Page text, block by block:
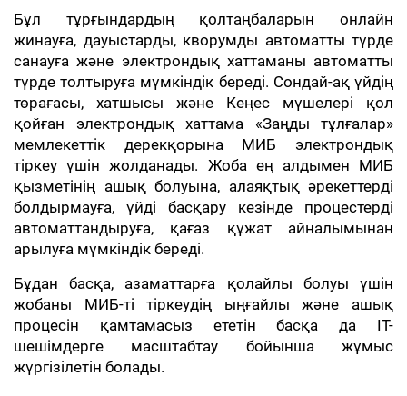
Бұл тұрғындардың қолтаңбаларын онлайн
жинауға, дауыстарды, кворумды автоматты түрде
санауға және электрондық хаттаманы автоматты
түрде толтыруға мүмкіндік береді. Сондай-ақ үйдің
төрағасы, хатшысы және Кеңес мүшелері қол
қойған электрондық хаттама «Заңды тұлғалар»
мемлекеттік дерекқорына МИБ электрондық
тіркеу үшін жолданады. Жоба ең алдымен МИБ
қызметінің ашық болуына, алаяқтық әрекеттерді
болдырмауға, үйді басқару кезінде процестерді
автоматтандыруға, қағаз құжат айналымынан
арылуға мүмкіндік береді.
Бұдан басқа, азаматтарға қолайлы болуы үшін
жобаны МИБ-ті тіркеудің ыңғайлы және ашық
процесін қамтамасыз ететін басқа да IT-
шешімдерге масштабтау бойынша жұмыс
жүргізілетін болады.